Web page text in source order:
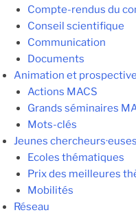
Compte-rendus du
Conseil scientifique
Communication
Documents
Animation et
Actions MACS
Grands séminaires
Mots-clés
Jeunes chercheurs·euses
Ecoles thématiques
Prix des meilleures
Mobilités
Réseau